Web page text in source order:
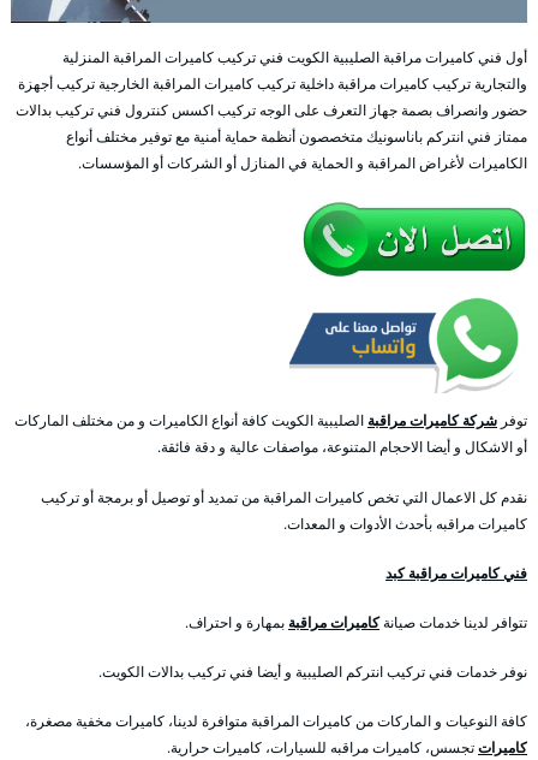
أول فني كاميرات مراقبة الصليبية الكويت فني تركيب كاميرات المراقبة المنزلية
والتجارية تركيب كاميرات مراقبة داخلية تركيب كاميرات المراقبة الخارجية تركيب أجهزة
حضور وانصراف بصمة جهاز التعرف على الوجه تركيب اكسس كنترول فني تركيب بدالات
ممتاز فني انتركم باناسونيك متخصصون أنظمة حماية أمنية مع توفير مختلف أنواع
الكاميرات لأغراض المراقبة و الحماية في المنازل أو الشركات أو المؤسسات.
توفر شركة كاميرات مراقبة الصليبية الكويت كافة أنواع الكاميرات و من مختلف الماركات
أو الاشكال و أيضا الاحجام المتنوعة، مواصفات عالية و دقة فائقة.
نقدم كل الاعمال التي تخص كاميرات المراقبة من تمديد أو توصيل أو برمجة أو تركيب
كاميرات مراقبه بأحدث الأدوات و المعدات.
فني كاميرات مراقبة كبد
تتوافر لدينا خدمات صيانةكاميرات مراقبة بمهارة و احتراف.
نوفر خدمات فني تركيب انتركم الصليبية و أيضا فني تركيب بدالات الكويت.
كافة النوعيات و الماركات من كاميرات المراقبة متوافرة لدينا، كاميرات مخفية مصغرة،
كاميراتتجسس، كاميرات مراقبه للسيارات، كاميرات حرارية.